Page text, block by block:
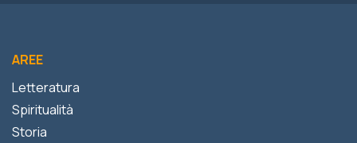
AREE
Letteratura
Spiritualità
Storia